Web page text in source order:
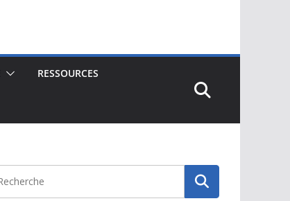
RESSOURCES